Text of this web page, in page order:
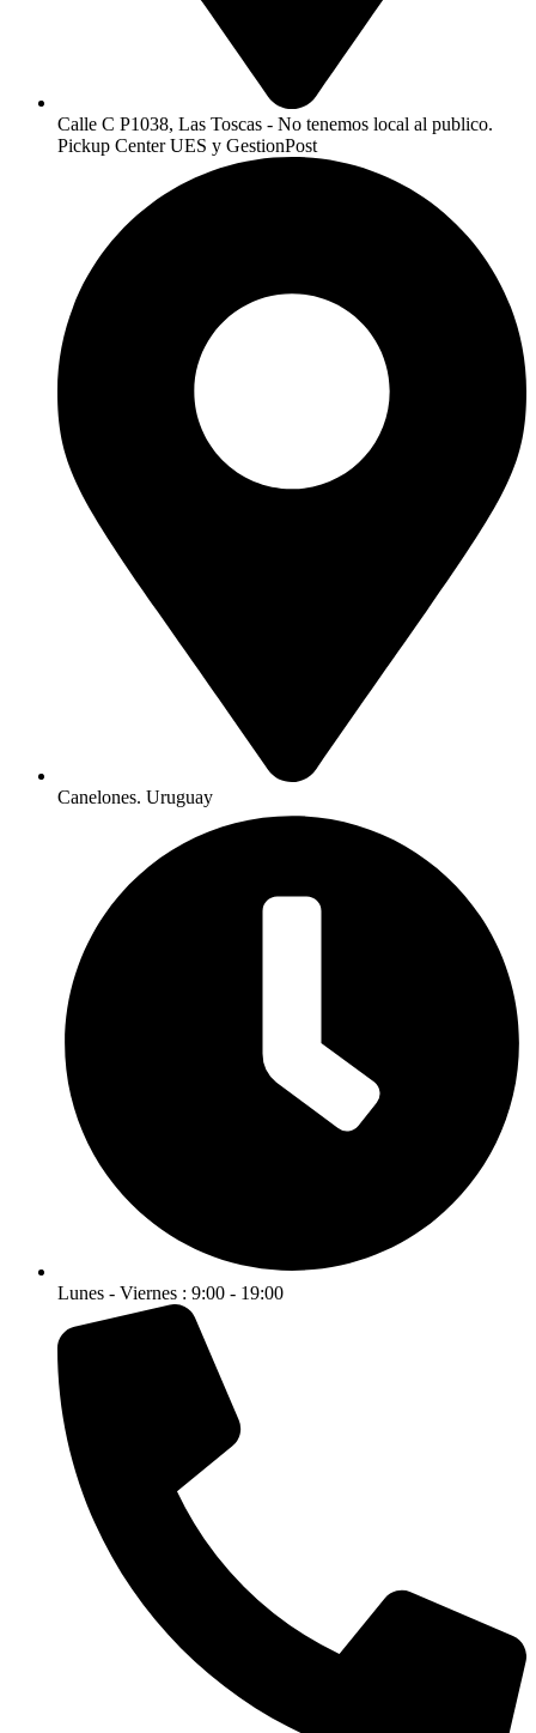
Calle C P1038, Las Toscas - No tenemos local al publico.
Pickup Center UES y GestionPost
Canelones. Uruguay
Lunes - Viernes : 9:00 - 19:00